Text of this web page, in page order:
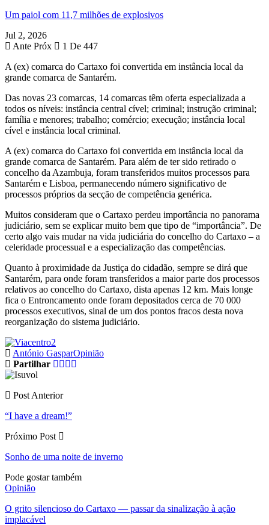
Um paiol com 11,7 milhões de explosivos
Jul 2, 2026
Ante Próx
1 De 447
A (ex) comarca do Cartaxo foi convertida em instância local da
grande comarca de Santarém.
Das novas 23 comarcas, 14 comarcas têm oferta especializada a
todos os níveis: instância central cível; criminal; instrução criminal;
família e menores; trabalho; comércio; execução; instância local
cível e instância local criminal.
A (ex) comarca do Cartaxo foi convertida em instância local da
grande comarca de Santarém. Para além de ter sido retirado o
concelho da Azambuja, foram transferidos muitos processos para
Santarém e Lisboa, permanecendo número significativo de
processos próprios da secção de competência genérica.
Muitos consideram que o Cartaxo perdeu importância no panorama
judiciário, sem se explicar muito bem que tipo de “importância”. De
certo algo vais mudar na vida judiciária do concelho do Cartaxo – a
celeridade processual e a especialização das competências.
Quanto à proximidade da Justiça do cidadão, sempre se dirá que
Santarém, para onde foram transferidos a maior parte dos processos
relativos ao concelho do Cartaxo, dista apenas 12 km. Mais longe
fica o Entroncamento onde foram depositados cerca de 70 000
processos executivos, sinal de um dos pontos fracos desta nova
reorganização do sistema judiciário.
António GasparOpinião
Partilhar
Post Anterior
“I have a dream!”
Próximo Post
Sonho de uma noite de inverno
Pode gostar também
Opinião
O grito silencioso do Cartaxo — passar da sinalização à ação
implacável